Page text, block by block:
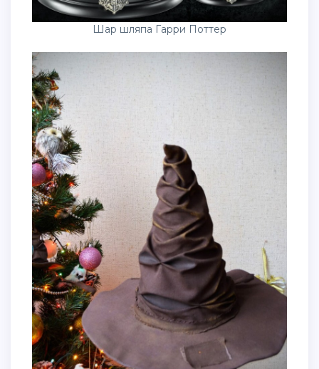
Шар шляпа Гарри Поттер